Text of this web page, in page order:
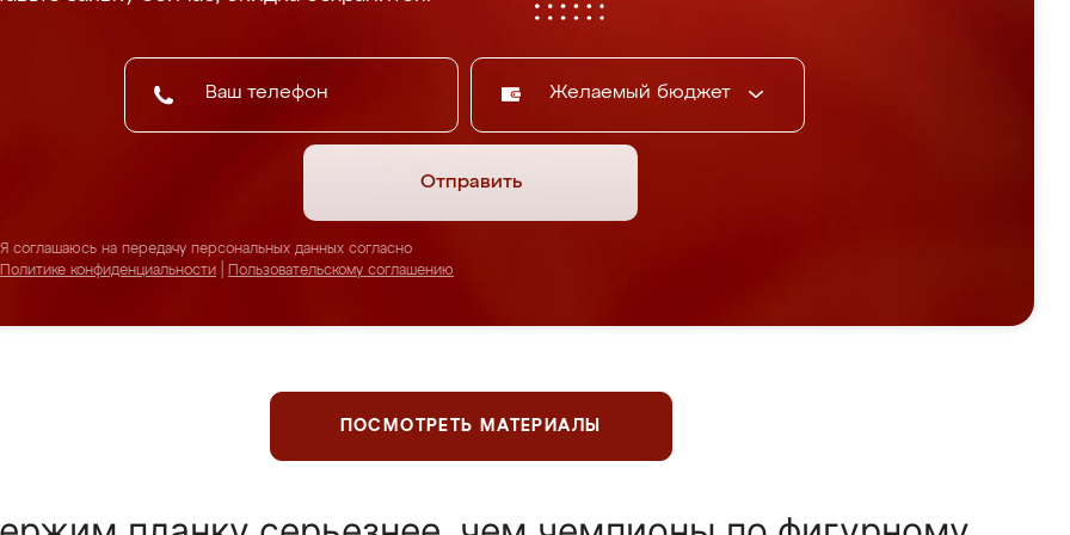
Желаемый бюджет
Отправить
Я соглашаюсь на передачу персональных данных согласно
Политике конфиденциальности
Пользовательскому соглашению
ПОСМОТРЕТЬ МАТЕРИАЛЫ